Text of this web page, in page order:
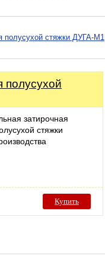
полусухой стяжки ДУГА-М1
полусухой
затирочная
стяжки
Купить